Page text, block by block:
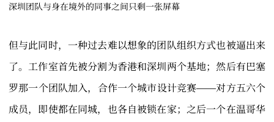
深圳团队与身在境外的同事之间只剩一张屏幕
但与此同时，一种过去难以想象的团队组织方式也被逼出来
了。工作室首先被分割为香港和深圳两个基地；然后有巴塞
罗那一个团队加入，合作一个城市设计竞赛——对方五六个
成员，即使都在同城，也各自被锁在家；之后一个在温哥华